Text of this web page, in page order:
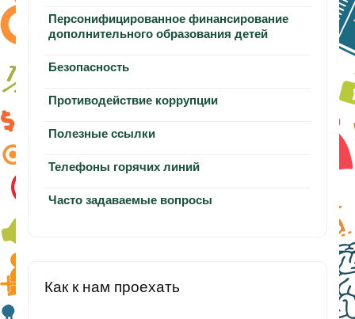
Персонифицированное финансирование
дополнительного образования детей
Безопасность
Противодействие коррупции
Полезные ссылки
Телефоны горячих линий
Часто задаваемые вопросы
Как к нам проехать